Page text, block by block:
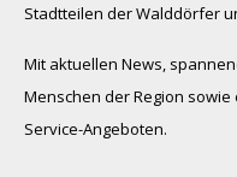
Stadtteilen der Walddörfer
Mit aktuellen News,
Menschen der Region
Service-Angeboten.